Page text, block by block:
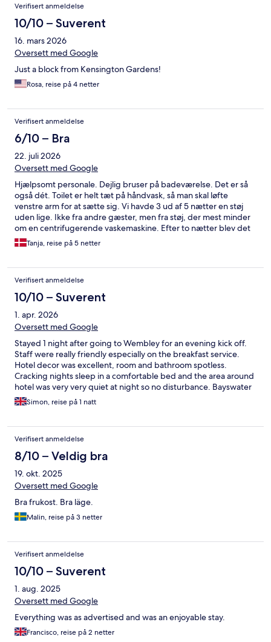
Verifisert anmeldelse
10/10 – Suverent
16. mars 2026
Oversett med Google
Just a block from Kensington Gardens!
Rosa, reise på 4 netter
Verifisert anmeldelse
6/10 – Bra
22. juli 2026
Oversett med Google
Hjælpsomt personale. Dejlig bruser på badeværelse. Det er så
også dét. Toilet er helt tæt på håndvask, så man skal løfte
venstre arm for at sætte sig. Vi havde 3 ud af 5 nætter en støj
uden lige. Ikke fra andre gæster, men fra støj, der mest minder
om en centrifugerende vaskemaskine. Efter to nætter blev det
løst. Men sidste nat var støjen retur. Virkelig ødelæggende for
nattesøvnen. Så på trods af venligt personale og god
Tanja, reise på 5 netter
Verifisert anmeldelse
10/10 – Suverent
1. apr. 2026
Oversett med Google
Stayed 1 night after going to Wembley for an evening kick off.
Staff were really friendly especially on the breakfast service.
Hotel decor was excellent, room and bathroom spotless.
Cracking nights sleep in a comfortable bed and the area around
hotel was very very quiet at night so no disturbance. Bayswater
Underground Station literally just round corner with 3 decent
pubs in between. Wouldn’t hesitate to go back for another stay.
Simon, reise på 1 natt
Verifisert anmeldelse
8/10 – Veldig bra
19. okt. 2025
Oversett med Google
Bra frukost. Bra läge.
Malin, reise på 3 netter
Verifisert anmeldelse
10/10 – Suverent
1. aug. 2025
Oversett med Google
Everything was as advertised and was an enjoyable stay.
Francisco, reise på 2 netter